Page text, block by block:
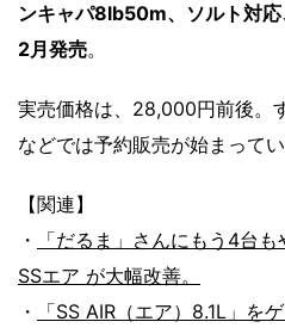
ンキャパ8lb50m、ソルト対
2月発売。
実売価格は、28,000円前後。
などでは予約販売が始まってい
【関連】
・
「だるま」さんにもう4台
SSエア が大幅改善。
・
「SS AIR（エア）8.1L」を